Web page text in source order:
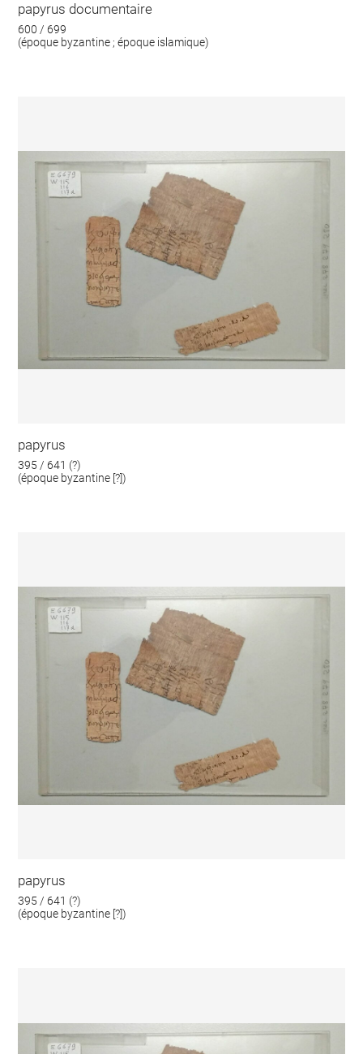
papyrus documentaire
600 / 699
(époque byzantine ; époque islamique)
papyrus
395 / 641 (?)
(époque byzantine [?])
papyrus
395 / 641 (?)
(époque byzantine [?])